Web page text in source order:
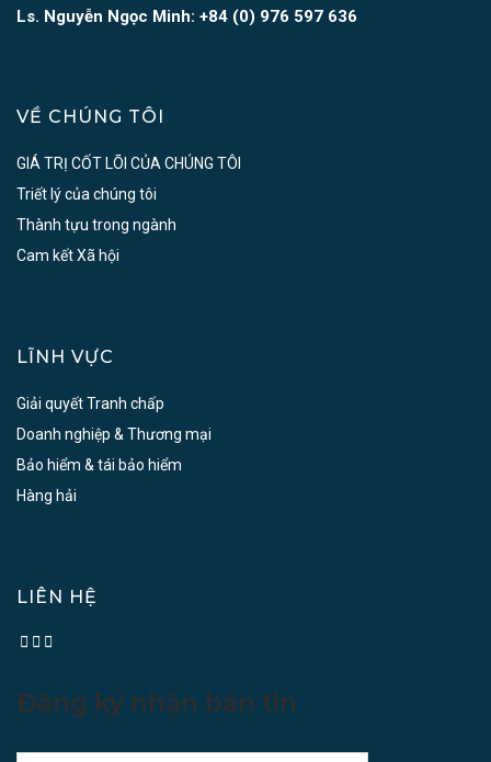
Ls. Nguyễn Ngọc Minh: +84 (0) 976 597 636
VỀ CHÚNG TÔI
GIÁ TRỊ CỐT LÕI CỦA CHÚNG TÔI
Triết lý của chúng tôi
Thành tựu trong ngành
Cam kết Xã hội
LĨNH VỰC
Giải quyết Tranh chấp
Doanh nghiệp & Thương mại
Bảo hiểm & tái bảo hiểm
Hàng hải
LIÊN HỆ
Đăng ký nhận bản tin